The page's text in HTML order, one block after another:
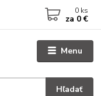
Menu
Hľadať
0 ks
za 0 €